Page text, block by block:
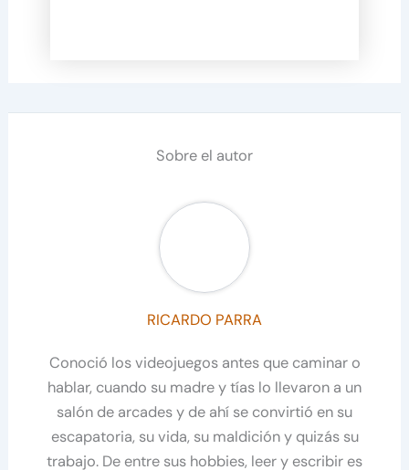
Sobre el autor
RICARDO PARRA
Conoció los videojuegos antes que caminar o
hablar, cuando su madre y tías lo llevaron a un
salón de arcades y de ahí se convirtió en su
escapatoria, su vida, su maldición y quizás su
trabajo. De entre sus hobbies, leer y escribir es